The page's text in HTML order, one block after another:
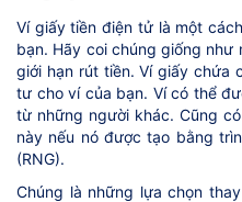
Ví giấy tiền điện tử là một
bạn. Hãy coi chúng giống
giới hạn rút tiền. Ví giấy chứa
tư cho ví của bạn. Ví có thể
từ những người khác. Cũng
này nếu nó được tạo bằng
(RNG).
Chúng là những lựa chọn